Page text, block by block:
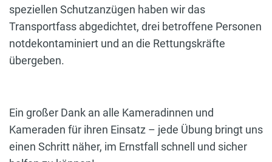
speziellen Schutzanzügen haben wir das
Transportfass abgedichtet, drei betroffene Personen
notdekontaminiert und an die Rettungskräfte
übergeben.
Ein großer Dank an alle Kameradinnen und
Kameraden für ihren Einsatz – jede Übung bringt uns
einen Schritt näher, im Ernstfall schnell und sicher